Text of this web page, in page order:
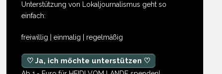
Unterstützung von Lokaljournalismus geht so
einfach:
freiwillig | einmalig | regelmäßig
♡ Ja, ich möchte unterstützen ♡